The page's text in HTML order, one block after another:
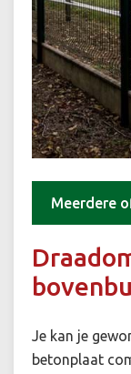
Meerdere
Je kan je
betonplaat